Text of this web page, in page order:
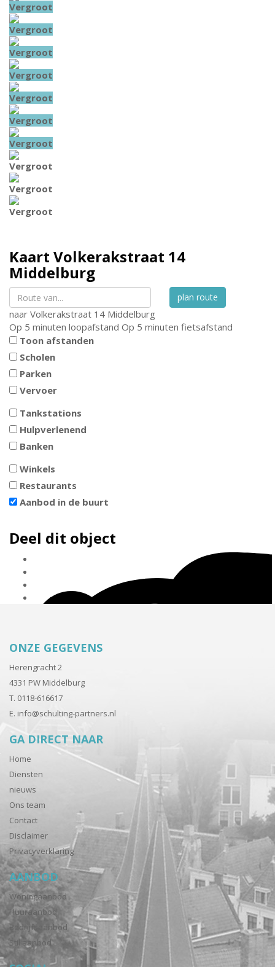
Vergroot
Vergroot
Vergroot
Vergroot
Vergroot
Vergroot
Vergroot
Vergroot
Vergroot
Vergroot
Kaart Volkerakstraat 14
Middelburg
plan route
naar Volkerakstraat 14 Middelburg
Op 5 minuten loopafstand Op 5 minuten fietsafstand
Toon afstanden
Scholen
Parken
Vervoer
Tankstations
Hulpverlenend
Banken
Winkels
Restaurants
Aanbod in de buurt
Deel dit object
ONZE GEGEVENS
Herengracht 2
4331 PW Middelburg
T. 0118-616617
E. info@schulting-partners.nl
GA DIRECT NAAR
Home
Diensten
nieuws
Ons team
Contact
Disclaimer
Privacyverklaring
AANBOD
Woningaanbod
Huuraanbod
Bedrijfsaanbod
Stil aanbod